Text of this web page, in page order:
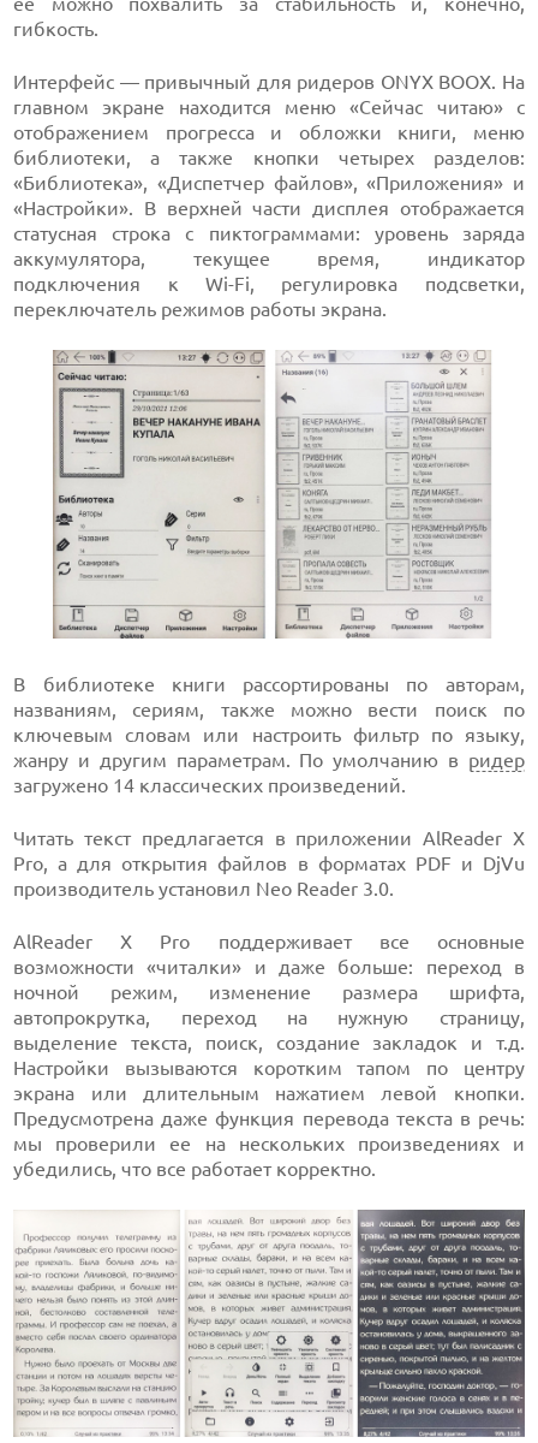
гибкость.
Интерфейс — привычный для ридеров ONYX BOOX. На
главном экране находится меню «Сейчас читаю» с
отображением прогресса и обложки книги, меню
библиотеки, а также кнопки четырех разделов:
«Библиотека», «Диспетчер файлов», «Приложения» и
«Настройки». В верхней части дисплея отображается
статусная строка с пиктограммами: уровень заряда
аккумулятора, текущее время, индикатор
подключения к Wi-Fi, регулировка подсветки,
переключатель режимов работы экрана.
В библиотеке книги рассортированы по авторам,
названиям, сериям, также можно вести поиск по
ключевым словам или настроить фильтр по языку,
жанру и другим параметрам. По умолчанию в ридер
загружено 14 классических произведений.
Читать текст предлагается в приложении AlReader X
Pro, а для открытия файлов в форматах PDF и DjVu
производитель установил Neo Reader 3.0.
AlReader X Pro поддерживает все основные
возможности «читалки» и даже больше: переход в
ночной режим, изменение размера шрифта,
автопрокрутка, переход на нужную страницу,
выделение текста, поиск, создание закладок и т.д.
Настройки вызываются коротким тапом по центру
экрана или длительным нажатием левой кнопки.
Предусмотрена даже функция перевода текста в речь:
мы проверили ее на нескольких произведениях и
убедились, что все работает корректно.